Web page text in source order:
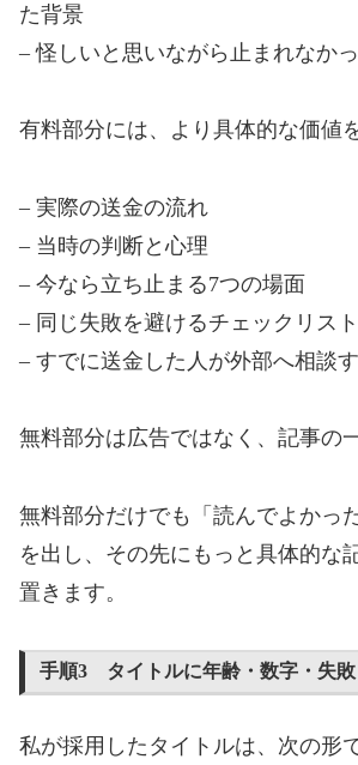
た背景
– 怪しいと思いながら止まれなか
有料部分には、より具体的な価値
– 実際の送金の流れ
– 当時の判断と心理
– 今なら立ち止まる7つの場面
– 同じ失敗を避けるチェックリスト
– すでに送金した人が外部へ相談
無料部分は広告ではなく、記事の
無料部分だけでも「読んでよかっ
を出し、その先にもっと具体的な
置きます。
手順3 タイトルに年齢・数字・失敗
私が採用したタイトルは、次の形